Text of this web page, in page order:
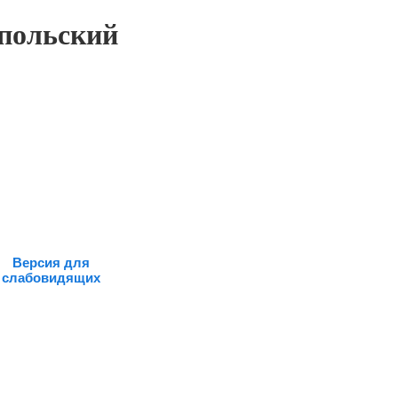
Версия для
слабовидящих